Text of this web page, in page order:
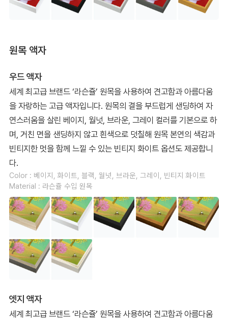
원목 액자
우드 액자
세계 최고급 브랜드 ‘라슨쥴’ 원목을 사용하여 견고함과 아름다움
을 자랑하는 고급 액자입니다. 원목의 결을 부드럽게 샌딩하여 자
연스러움을 살린 베이지, 월넛, 브라운, 그레이 컬러를 기본으로 하
며, 거친 면을 샌딩하지 않고 흰색으로 덧칠해 원목 본연의 색감과
빈티지한 멋을 함께 느낄 수 있는 빈티지 화이트 옵션도 제공합니
다.
Color : 베이지, 화이트, 블랙, 월넛, 브라운, 그레이, 빈티지 화이트
Material : 라슨쥴 수입 원목
엣지 액자
세계 최고급 브랜드 ‘라슨쥴’ 원목을 사용하여 견고함과 아름다움